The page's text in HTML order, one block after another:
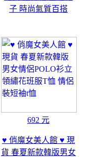
子 時尚氣質百搭
692 元
♥ 俏魔女美人館 ♥ 現
貨 春夏新款韓版男女